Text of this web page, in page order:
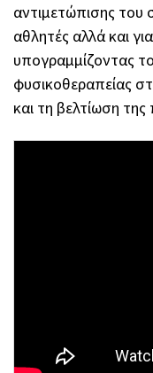
αντιμετώπισης του
αθλητές αλλά και
υπογραμμίζοντας
φυσικοθεραπείας
και τη βελτίωση